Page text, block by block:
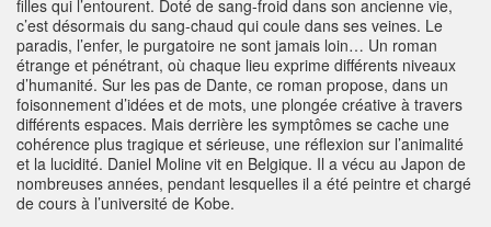
filles qui l’entourent. Doté de sang-froid dans son ancienne vie,
c’est désormais du sang-chaud qui coule dans ses veines. Le
paradis, l’enfer, le purgatoire ne sont jamais loin… Un roman
étrange et pénétrant, où chaque lieu exprime différents niveaux
d’humanité. Sur les pas de Dante, ce roman propose, dans un
foisonnement d’idées et de mots, une plongée créative à travers
différents espaces. Mais derrière les symptômes se cache une
cohérence plus tragique et sérieuse, une réflexion sur l’animalité
et la lucidité. Daniel Moline vit en Belgique. Il a vécu au Japon de
nombreuses années, pendant lesquelles il a été peintre et chargé
de cours à l’université de Kobe.